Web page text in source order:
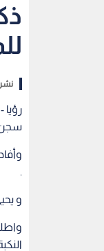
سجن
.
و يحيي